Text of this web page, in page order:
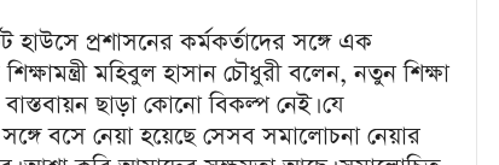
হাউসে প্রশাসনের কর্মকর্তাদের সঙ্গে এক
মহিবুল হাসান চৌধুরী বলেন, নতুন শিক্ষা
ছাড়া কোনো বিকল্প নেই। যে
সঙ্গে বসে নেয়া হয়েছে সেসব সমালোচনা নেয়ার